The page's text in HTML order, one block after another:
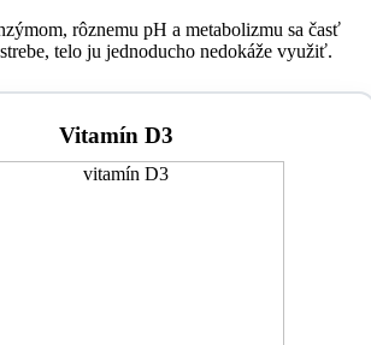
rôznemu pH a metabolizmu sa časť
telo ju jednoducho nedokáže využiť.
Vitamín D3